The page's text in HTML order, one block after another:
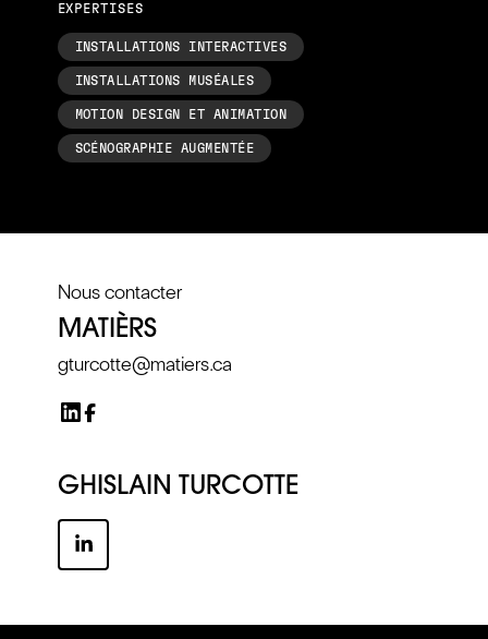
EXPERTISES
INSTALLATIONS INTERACTIVES
INSTALLATIONS MUSÉALES
MOTION DESIGN ET ANIMATION
SCÉNOGRAPHIE AUGMENTÉE
Nous contacter
MATIÈRS
gturcotte@matiers.ca
GHISLAIN TURCOTTE